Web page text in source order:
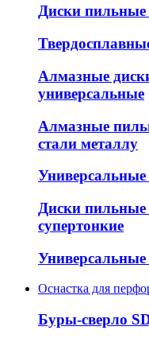
Диски пильные
Алмазные
универсальные
Алмазные
стали металлу
Диски
супертонкие
Оснастка для
Буры-сверло